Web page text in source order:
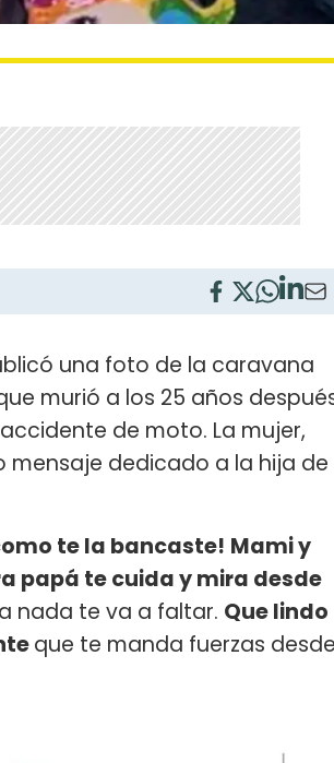
una foto de la caravana
murió a los 25 años
de moto. La mujer,
mensaje dedicado a la hija de
te la bancaste! Mami y
papá te cuida y mira desde
nada te va a faltar. Que lindo
que te manda fuerzas